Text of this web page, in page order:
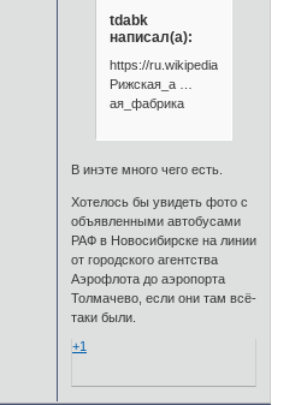
tdabk
написал(а):
https://ru.wikipedia.org/wiki/
Рижская_а …
ая_фабрика
В инэте много чего есть.
Хотелось бы увидеть фото с
объявленными автобусами
РАФ в Новосибирске на линии
от городского агентства
Аэрофлота до аэропорта
Толмачево, если они там всё-
таки были.
+1